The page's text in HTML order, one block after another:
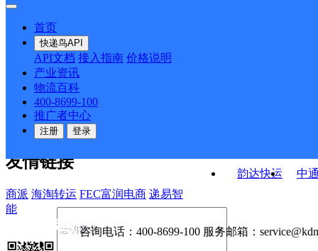
首页
快递鸟API
API文档 接入指南 价格说明
产业资讯
物流百科
400-8699-100
推广者中心
注册 登录
韵达快运
中
API接口 DEMO下载
关于我们
公司介绍 企业动态
合作伙伴 快递鸟接口服务协议
户隐私政策
友情链接
商派 海淘转运 FEC富润电商 递易智
能
咨询电话： 400-8699-100 服务邮箱：